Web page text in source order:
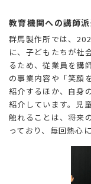
教育機関への講師
群馬製作所では、
に、子どもたちが社
るため、従業員を講
の事業内容や「笑顔
紹介するほか、自身
紹介しています。児
触れることは、将来
っており、毎回熱心